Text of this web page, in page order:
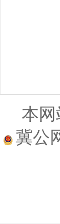
本
冀公